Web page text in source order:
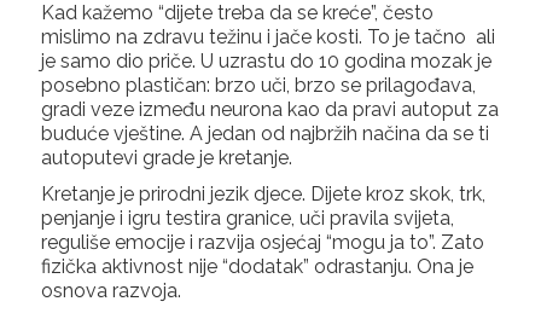
Kad kažemo “dijete treba da se kreće”, često
mislimo na zdravu težinu i jače kosti. To je tačno ali
je samo dio priče. U uzrastu do 10 godina mozak je
posebno plastičan: brzo uči, brzo se prilagođava,
gradi veze između neurona kao da pravi autoput za
buduće vještine. A jedan od najbržih načina da se ti
autoputevi grade je kretanje.
Kretanje je prirodni jezik djece. Dijete kroz skok, trk,
penjanje i igru testira granice, uči pravila svijeta,
reguliše emocije i razvija osjećaj “mogu ja to”. Zato
fizička aktivnost nije “dodatak” odrastanju. Ona je
osnova razvoja.